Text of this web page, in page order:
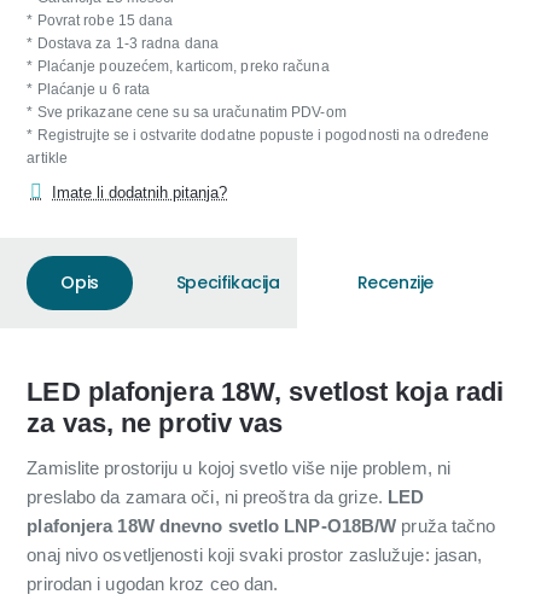
* Povrat robe 15 dana
* Dostava za 1-3 radna dana
* Plaćanje pouzećem, karticom, preko računa
* Plaćanje u 6 rata
* Sve prikazane cene su sa uračunatim PDV-om
* Registrujte se i ostvarite dodatne popuste i pogodnosti na određene
artikle
Imate li dodatnih pitanja?
Opis Specifikacija Recenzije
LED plafonjera 18W, svetlost koja radi
za vas, ne protiv vas
Zamislite prostoriju u kojoj svetlo više nije problem, ni
preslabo da zamara oči, ni preoštra da grize. LED
plafonjera 18W dnevno svetlo LNP-O18B/W pruža tačno
onaj nivo osvetljenosti koji svaki prostor zaslužuje: jasan,
prirodan i ugodan kroz ceo dan.